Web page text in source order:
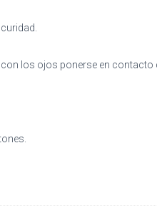
los ojos ponerse en contacto